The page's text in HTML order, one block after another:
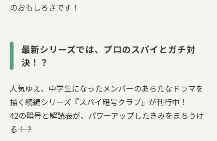
のおもしろさです！
最新シリーズでは、プロのスパイとガチ対
決！？
人気ゆえ、中学生になったメンバーのあらたなドラマを
描く続編シリーズ『スパイ暗号クラブ』が刊行中！
42の暗号と解読表が、パワーアップしたきみをまちうけ
る――！？